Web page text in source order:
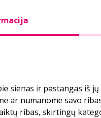
sienas ir pastangas iš
ar numanome savo
ribas, skirtingų